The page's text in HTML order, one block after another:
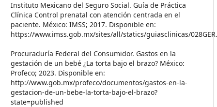
Instituto Mexicano del Seguro Social. Guía de Práctica
Clínica Control prenatal con atención centrada en el
paciente. México: IMSS; 2017. Disponible en:
https://www.imss.gob.mx/sites/all/statics/guiasclinicas/
Procuraduría Federal del Consumidor. Gastos en la
gestación de un bebé ¿La torta bajo el brazo? México:
Profeco; 2023. Disponible en:
http://www.gob.mx/profeco/documentos/gastos-en-la-
gestacion-de-un-bebe-la-torta-bajo-el-brazo?
state=published